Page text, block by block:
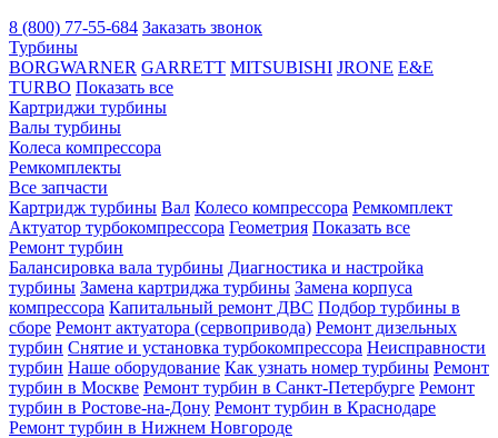
8 (800) 77-55-684 Заказать звонок
Турбины
BORGWARNER GARRETT MITSUBISHI JRONE E&E
TURBO Показать все
Картриджи турбины
Валы турбины
Колеса компрессора
Ремкомплекты
Все запчасти
Картридж турбины Вал Колесо компрессора Ремкомплект
Актуатор турбокомпрессора Геометрия Показать все
Ремонт турбин
Балансировка вала турбины Диагностика и настройка
турбины Замена картриджа турбины Замена корпуса
компрессора Капитальный ремонт ДВС Подбор турбины в
сборе Ремонт актуатора (сервопривода) Ремонт дизельных
турбин Снятие и установка турбокомпрессора Неисправности
турбин Наше оборудование Как узнать номер турбины Ремонт
турбин в Москве Ремонт турбин в Санкт-Петербурге Ремонт
турбин в Ростове-на-Дону Ремонт турбин в Краснодаре
Ремонт турбин в Нижнем Новгороде